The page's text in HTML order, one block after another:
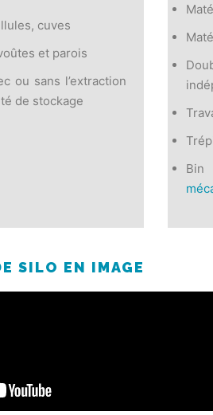
cuves
et parois
ou sans l’extraction
de stockage
SILO EN IMAGE